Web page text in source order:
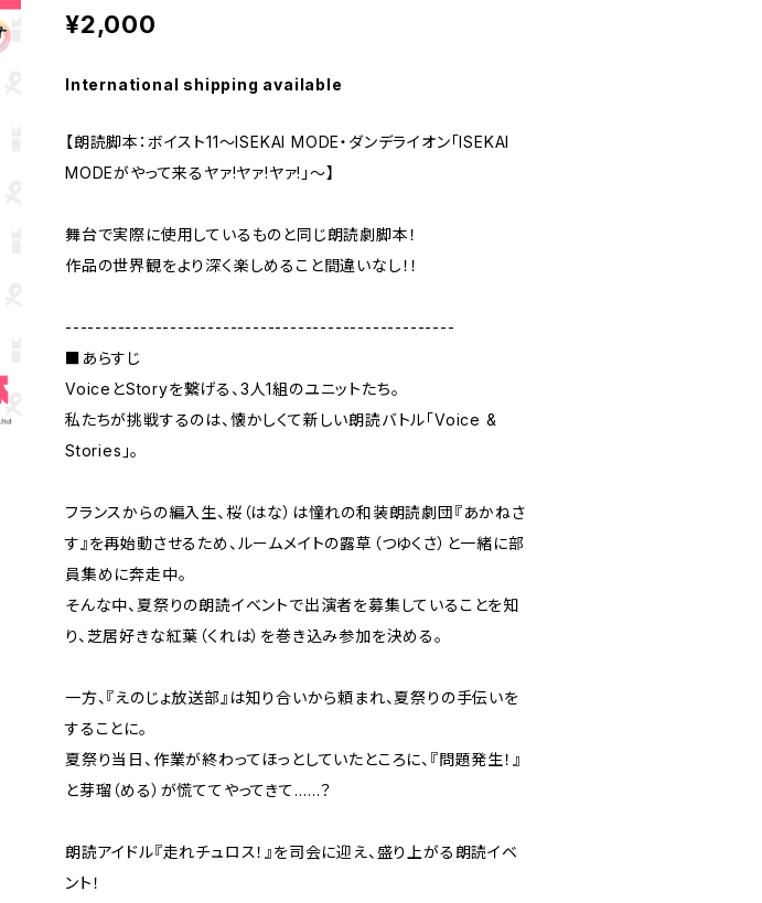
¥2,000
International shipping available
【朗読脚本：ボイスト11～ISEKAI MODE・ダンデライオン「ISEKAI
MODEがやって来るヤァ!ヤァ!ヤァ!」～】
舞台で実際に使用しているものと同じ朗読劇脚本！
作品の世界観をより深く楽しめること間違いなし！！
----------------------------------------------------
■あらすじ
VoiceとStoryを繋げる、3人1組のユニットたち。
私たちが挑戦するのは、懐かしくて新しい朗読バトル「Voice &
Stories」。
フランスからの編入生、桜（はな）は憧れの和装朗読劇団『あかねさ
す』を再始動させるため、ルームメイトの露草（つゆくさ）と一緒に部
員集めに奔走中。
そんな中、夏祭りの朗読イベントで出演者を募集していることを知
り、芝居好きな紅葉（くれは）を巻き込み参加を決める。
一方、『えのじょ放送部』は知り合いから頼まれ、夏祭りの手伝いを
することに。
夏祭り当日、作業が終わってほっとしていたところに、『問題発生！』
と芽瑠（める）が慌ててやってきて……？
朗読アイドル『走れチュロス！』を司会に迎え、盛り上がる朗読イベ
ント！